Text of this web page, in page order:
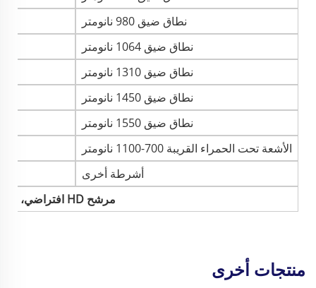
نطاق ضيق 980 نانومتر
نطاق ضيق 1064 نانومتر
نطاق ضيق 1310 نانومتر
نطاق ضيق 1450 نانومتر
نطاق ضيق 1550 نانومتر
الأشعة تحت الحمراء القريبة 700-1100 نانومتر
أشرطة أخرى
مرشح HD افتراضي، للحصول على أشرطة مرشحات أخرى يرجى التواصل معنا
منتجات أخرى